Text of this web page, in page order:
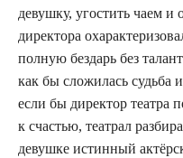
девушку, угостить чаем и
директора
полную бездарь без
как бы сложилась судьба
если бы директор театра
к счастью, театрал
девушке истинный